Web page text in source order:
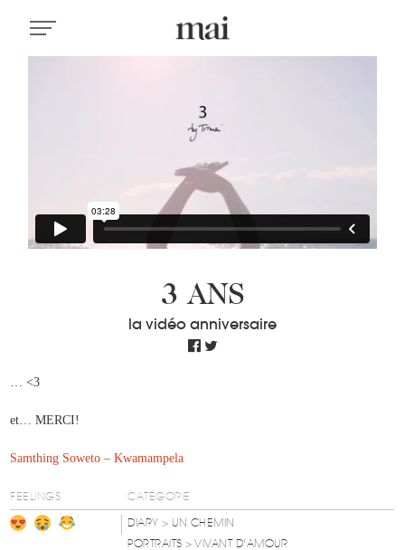
3 ANS
la vidéo anniversaire
… <3
et… MERCI!
Samthing Soweto – Kwamampela
FEELINGS CATÉGORIE
DIARY> UN CHEMIN
PORTRAITS> VIVANT D'AMOUR